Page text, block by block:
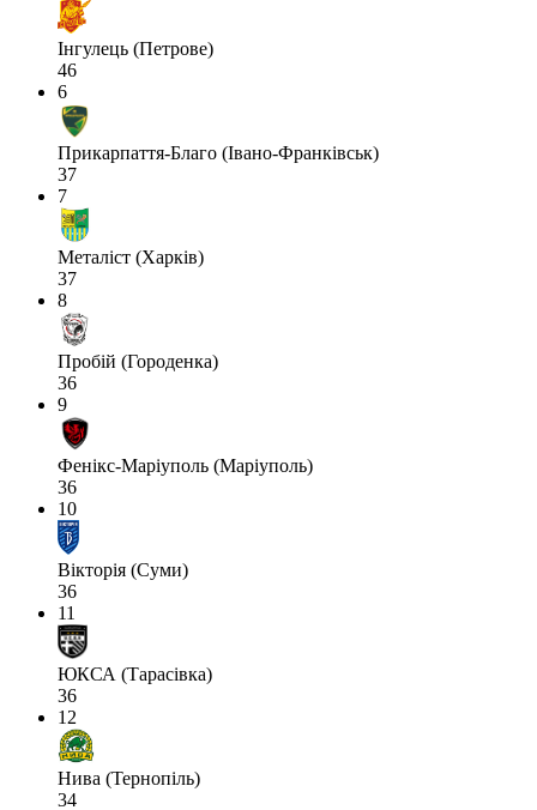
Інгулець (Петрове)
46
6
Прикарпаття-Благо (Івано-Франківськ)
37
7
Металіст (Харків)
37
8
Пробій (Городенка)
36
9
Фенікс-Маріуполь (Маріуполь)
36
10
Вікторія (Суми)
36
11
ЮКСА (Тарасівка)
36
12
Нива (Тернопіль)
34